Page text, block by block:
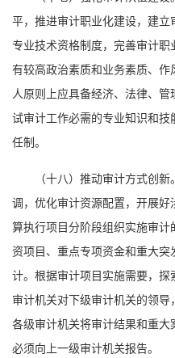
平，推进审计职业化建设，建
专业技术资格制度，完善审计
有较高政治素质和业务素质、
人原则上应具备经济、法律、
试审计工作必需的专业知识和
任制。
（十八）推动审计方式创
调，优化审计资源配置，开展
算执行项目分阶段组织实施审
资项目、重点专项资金和重大
计。根据审计项目实施需要，
审计机关对下级审计机关的领
各级审计机关将审计结果和重大
必须向上一级审计机关报告。